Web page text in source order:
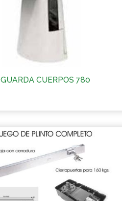
GUARDA CUERPOS 780